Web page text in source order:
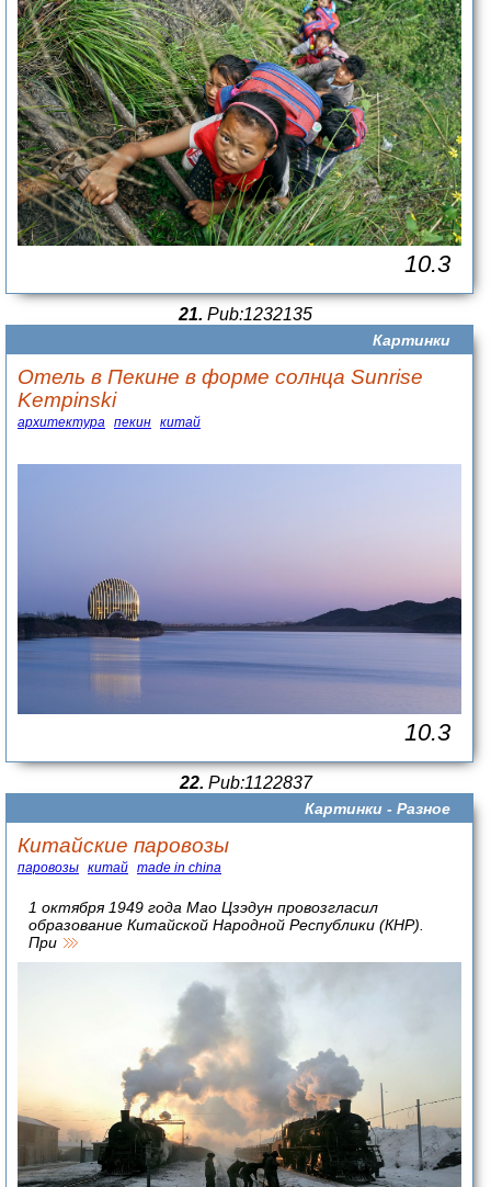
10.3
21. Pub:1232135
Картинки
Отель в Пекине в форме солнца Sunrise
Kempinski
архитектура пекин китай
10.3
22. Pub:1122837
Картинки - Разное
Китайские паровозы
паровозы китай made in china
1 октября 1949 года Мао Цзэдун провозгласил
образование Китайской Народной Республики (КНР).
При